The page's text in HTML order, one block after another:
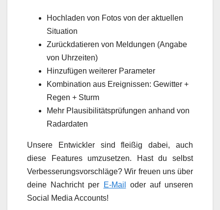
Hochladen von Fotos von der aktuellen
Situation
Zurückdatieren von Meldungen (Angabe
von Uhrzeiten)
Hinzufügen weiterer Parameter
Kombination aus Ereignissen: Gewitter +
Regen + Sturm
Mehr Plausibilitätsprüfungen anhand von
Radardaten
Unsere Entwickler sind fleißig dabei, auch
diese Features umzusetzen. Hast du selbst
Verbesserungsvorschläge? Wir freuen uns über
deine Nachricht per
E-Mail
oder auf unseren
Social Media Accounts!